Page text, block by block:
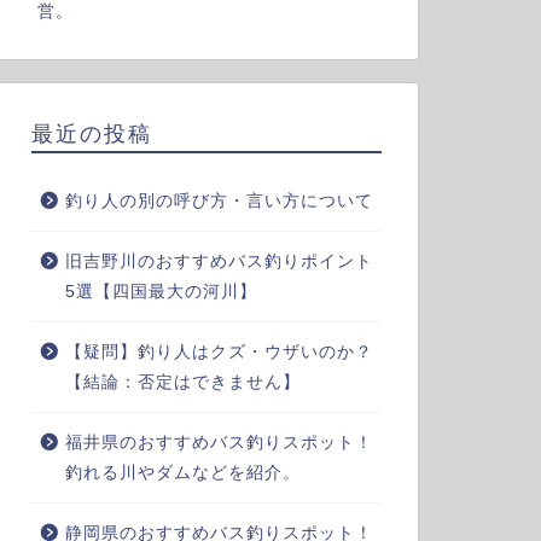
営。
最近の投稿
釣り人の別の呼び方・言い方について
旧吉野川のおすすめバス釣りポイント
5選【四国最大の河川】
【疑問】釣り人はクズ・ウザいのか？
【結論：否定はできません】
福井県のおすすめバス釣りスポット！
釣れる川やダムなどを紹介。
静岡県のおすすめバス釣りスポット！